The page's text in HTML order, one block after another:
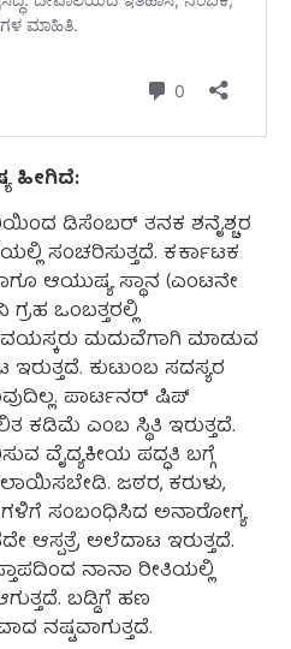
ಹೀಗಿದೆ:
ಡಿಸೆಂಬರ್ ತನಕ ಶನೈಶ್ಚರ
ಸಂಚರಿಸುತ್ತದೆ. ಕರ್ಕಾಟಕ
ಆಯುಷ್ಯ ಸ್ಥಾನ (ಎಂಟನೇ
ಒಂಬತ್ತರಲ್ಲಿ
ಮದುವೆಗಾಗಿ ಮಾಡುವ
ಕುಟುಂಬ ಸದಸ್ಯರ
ಪಾರ್ಟನರ್ ಷಿಪ್
ಕಡಿಮೆ ಎಂಬ ಸ್ಥಿತಿ ಇರುತ್ತದೆ.
ವೈದ್ಯಕೀಯ ಪದ್ಧತಿ ಬಗ್ಗೆ
ಜಠರ, ಕರುಳು,
ಸಂಬಂಧಿಸಿದ ಅನಾರೋಗ್ಯ
ಆಸ್ಪತ್ರೆ ಅಲೆದಾಟ ಇರುತ್ತದೆ.
ನಾನಾ ರೀತಿಯಲ್ಲಿ
ಬಡ್ಡಿಗೆ ಹಣ
ನಷ್ಟವಾಗುತ್ತದೆ.